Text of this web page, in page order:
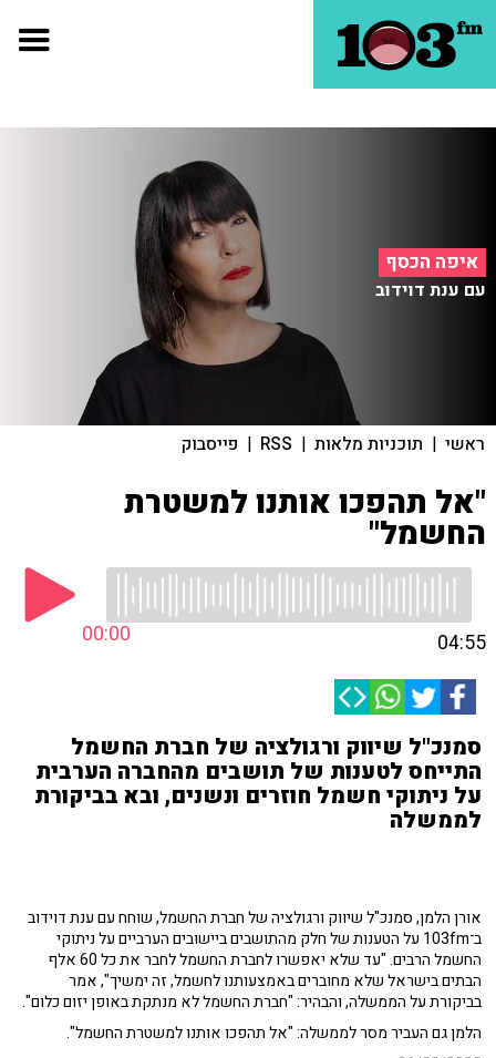
איפה הכסף
עם ענת דוידוב
ראשי | תוכניות מלאות |
RSS
| פייסבוק
"אל תהפכו אותנו למשטרת
החשמל"
00:00 04:55
סמנכ"ל שיווק ורגולציה של חברת החשמל
התייחס לטענות של תושבים מהחברה הערבית
על ניתוקי חשמל חוזרים ונשנים, ובא בביקורת
לממשלה
אורן הלמן, סמנכ"ל שיווק ורגולציה של חברת החשמל, שוחח עם ענת דוידוב
ב־103fm על הטענות של חלק מהתושבים ביישובים הערביים על ניתוקי
החשמל הרבים. "עד שלא יאפשרו לחברת החשמל לחבר את כל 60 אלף
הבתים בישראל שלא מחוברים באמצעותנו לחשמל, זה ימשיך", אמר
בביקורת על הממשלה, והבהיר: "חברת החשמל לא מנתקת באופן יזום כלום".
הלמן גם העביר מסר לממשלה: "אל תהפכו אותנו למשטרת החשמל".